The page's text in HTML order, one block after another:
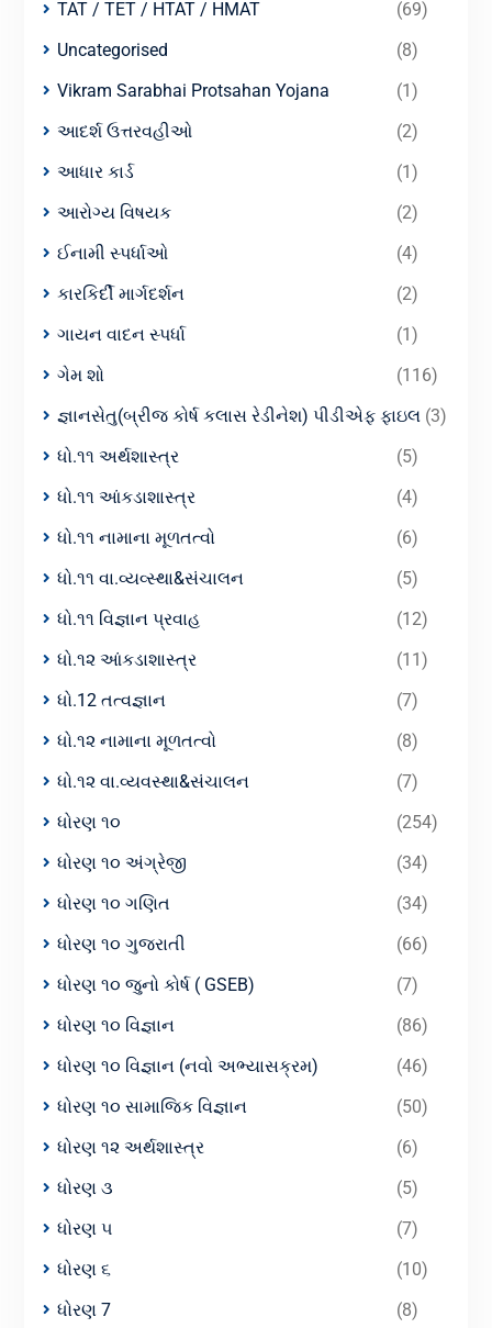
TAT / TET / HTAT / HMAT
(69)
Uncategorised
(8)
Vikram Sarabhai Protsahan Yojana
(1)
આદર્શ ઉત્તરવહીઓ
(2)
આધાર કાર્ડ
(1)
આરોગ્ય વિષયક
(2)
ઈનામી સ્પર્ધાઓ
(4)
કારકિર્દી માર્ગદર્શન
(2)
ગાયન વાદન સ્પર્ધા
(1)
ગેમ શો
(116)
જ્ઞાનસેતુ(બ્રીજ કોર્ષ કલાસ રેડીનેશ) પીડીએફ ફાઇલ(3)
ધો.૧૧ અર્થશાસ્ત્ર
(5)
ધો.૧૧ આંકડાશાસ્ત્ર
(4)
ધો.૧૧ નામાના મૂળતત્વો
(6)
ધો.૧૧ વા.વ્યવ્સ્થા&સંચાલન
(5)
ધો.૧૧ વિજ્ઞાન પ્રવાહ
(12)
ધો.૧૨ આંકડાશાસ્ત્ર
(11)
ધો.12 તત્વજ્ઞાન
(7)
ધો.૧૨ નામાના મૂળતત્વો
(8)
ધો.૧૨ વા.વ્યવસ્થા&સંચાલન
(7)
ધોરણ ૧૦
(254)
ધોરણ ૧૦ અંગ્રેજી
(34)
ધોરણ ૧૦ ગણિત
(34)
ધોરણ ૧૦ ગુજરાતી
(66)
ધોરણ ૧૦ જુનો કોર્ષ ( GSEB)
(7)
ધોરણ ૧૦ વિજ્ઞાન
(86)
ધોરણ ૧૦ વિજ્ઞાન (નવો અભ્યાસક્રમ)
(46)
ધોરણ ૧૦ સામાજિક વિજ્ઞાન
(50)
ધોરણ ૧૨ અર્થશાસ્ત્ર
(6)
ધોરણ ૩
(5)
ધોરણ ૫
(7)
ધોરણ ૬
(10)
ધોરણ 7
(8)